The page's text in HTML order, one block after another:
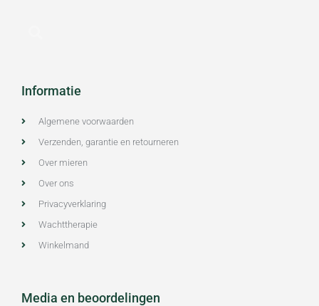
Informatie
Algemene voorwaarden
Verzenden, garantie en retourneren
Over mieren
Over ons
Privacyverklaring
Wachttherapie
Winkelmand
Media en beoordelingen